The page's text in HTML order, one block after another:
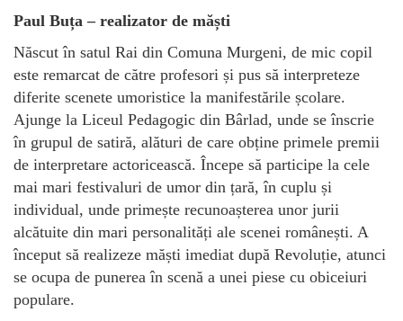
Paul Buța – realizator de măști
Născut în satul Rai din Comuna Murgeni, de mic copil
este remarcat de către profesori și pus să interpreteze
diferite scenete umoristice la manifestările școlare.
Ajunge la Liceul Pedagogic din Bârlad, unde se înscrie
în grupul de satiră, alături de care obține primele premii
de interpretare actoricească. Începe să participe la cele
mai mari festivaluri de umor din țară, în cuplu și
individual, unde primește recunoașterea unor jurii
alcătuite din mari personalități ale scenei românești. A
început să realizeze măști imediat după Revoluție, atunci
se ocupa de punerea în scenă a unei piese cu obiceiuri
populare.